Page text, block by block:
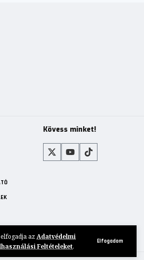
az Adatvédelmi
Feltételeket.
Elfogadom
Kövess minket!
jog fenntartva. Független, magyar nyelvű
diaszpóra-média.